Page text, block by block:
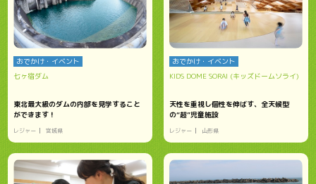
おでかけ・イベント
七ヶ宿ダム
東北最大級のダムの内部を見学すること
ができます！
レジャー 宮城県
おでかけ・イベント
KIDS DOME SORAI (キッズドームソライ)
天性を重視し個性を伸ばす、全天候型
の“超”児童施設
レジャー 山形県